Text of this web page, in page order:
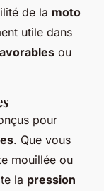
de la moto
utile dans
ou
pour
. Que vous
mouillée ou
la pression